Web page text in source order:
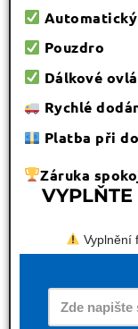
Automatický
Pouzdro
Dálkové
Rychlé
Platba při
Záruka
Vyplnění